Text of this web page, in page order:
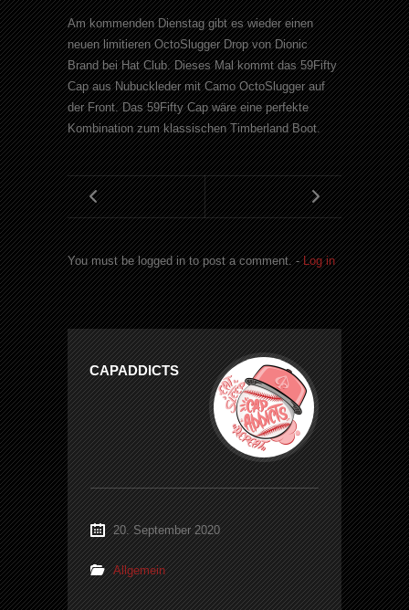
Am kommenden Dienstag gibt es wieder einen
neuen limitieren OctoSlugger Drop von Dionic
Brand bei Hat Club. Dieses Mal kommt das 59Fifty
Cap aus Nubuckleder mit Camo OctoSlugger auf
der Front. Das 59Fifty Cap wäre eine perfekte
Kombination zum klassischen Timberland Boot.
You must be logged in to post a comment. -Log in
CAPADDICTS
20. September 2020
Allgemein